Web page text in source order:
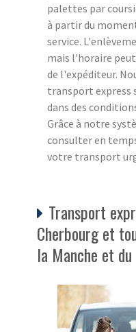
palettes par
à partir du
service.
mais l'horaire
de l'expéditeur.
transport express
dans des
Grâce à notre
consulter en
votre transport
Transport
Cherbourg et
la Manche et du